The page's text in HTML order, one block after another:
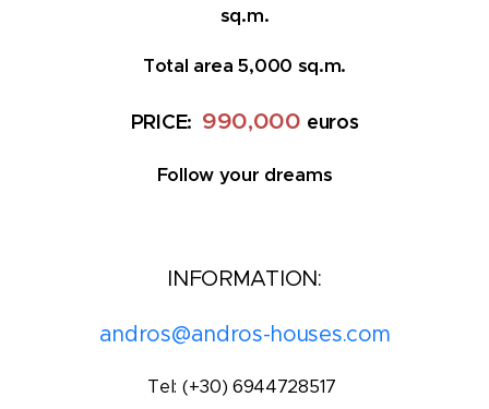
sq.m.
Total area 5,000 sq.m.
PRICE: 990,000 euros
Follow your dreams
INFORMATION:
andros@andros-houses.com
Tel: (+30) 6944728517